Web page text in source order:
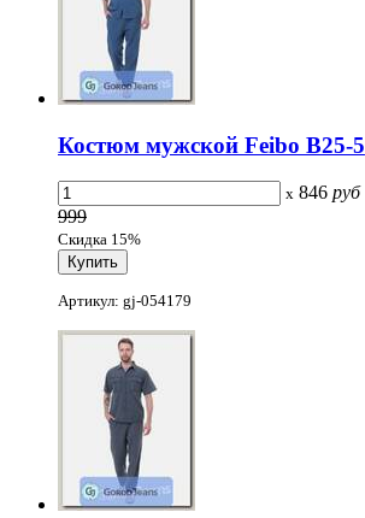
Костюм мужской Feibo B25-5
x 846 руб
999
Скидка 15%
Артикул: gj-054179